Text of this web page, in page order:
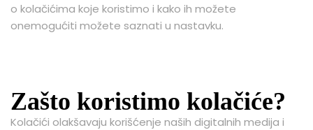
o kolačićima koje koristimo i kako ih možete
onemogućiti možete saznati u nastavku.
Zašto koristimo kolačiće?
Kolačići olakšavaju korišćenje naših digitalnih medija i